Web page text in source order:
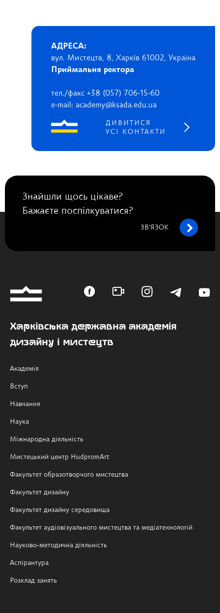
АДРЕСА:
вул. Мистецтв, 8, Харків 61002, Україна
Приймальня ректора
тел./факс +38 (057) 706-15-60
e-mail: academy@ksada.edu.ua
ДИВИТИСЯ
УСІ КОНТАКТИ
Знайшли щось цікаве?
Бажаєте поспілкуватися?
ЗВ’ЯЗОК
Харківська державна академія
дизайну і мистецтв
Академія
Вступ
Навчання
Наука
Міжнародна діяльність
Мистецький центр HudpromArt
Факультет образотворчого мистецтва
Факультет дизайну
Факультет дизайну середовища
Факультет аудіовізуального мистецтва та медіатехнологій
Науково-методична діяльність
Аспірантура
Розклад занять